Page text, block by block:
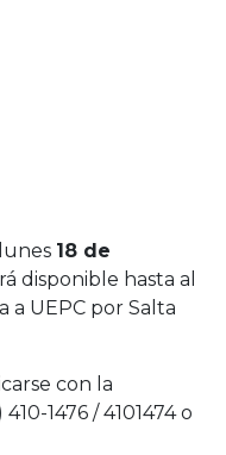
18 de
disponible hasta al
a UEPC por Salta
con la
1476 / 4101474 o